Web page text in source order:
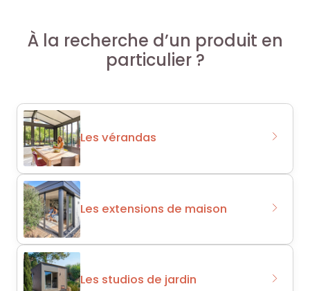
À la recherche d’un produit en
particulier ?
Les vérandas
Les extensions de maison
Les studios de jardin